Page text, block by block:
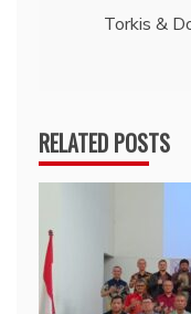
Torkis &
RELATED POSTS